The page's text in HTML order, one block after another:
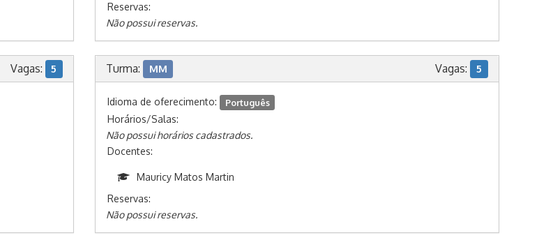
Reservas:
Não possui reservas.
Vagas: 5 Turma: MM Vagas: 5
Idioma de oferecimento: Português
Horários/Salas:
Não possui horários cadastrados.
Docentes:
Mauricy Matos Martin
Reservas:
Não possui reservas.